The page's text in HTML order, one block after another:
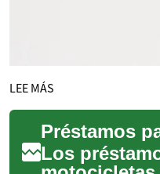
LEE MÁS
Los